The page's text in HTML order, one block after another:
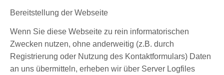
Bereitstellung der Webseite
Wenn Sie diese Webseite zu rein informatorischen
Zwecken nutzen, ohne anderweitig (z.B. durch
Registrierung oder Nutzung des Kontaktformulars) Daten
an uns übermitteln, erheben wir über Server Logfiles